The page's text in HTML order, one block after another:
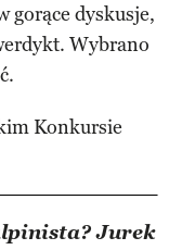
gorące dyskusje,
Wybrano
Konkursie
Jurek